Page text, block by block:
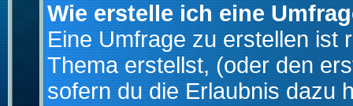
Wie erstelle ich eine
Eine Umfrage zu erstellen ist
Thema erstellst, (oder den
sofern du die Erlaubnis dazu